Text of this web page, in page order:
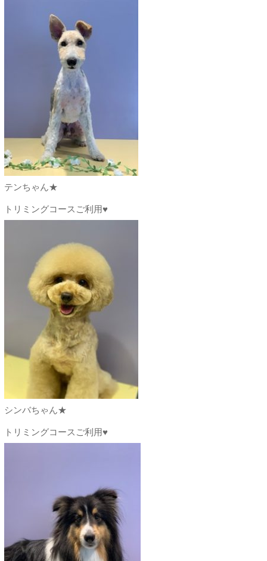
テンちゃん★
トリミングコースご利用♥
シンバちゃん★
トリミングコースご利用♥